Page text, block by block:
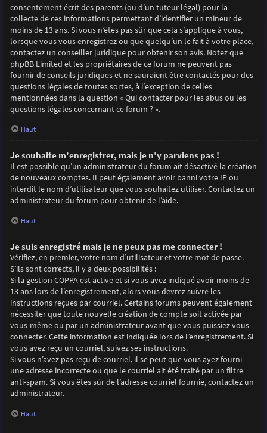
consentement écrit des parents (ou d’un tuteur légal) pour la
collecte de ces informations permettant d’identifier un mineur de
moins de 13 ans. Si vous n’êtes pas sûr que cela s’applique à vous,
lorsque vous vous enregistrez ou que quelqu’un le fait à votre place,
contactez un conseiller juridique pour obtenir son avis. Notez que
phpBB Limited et les propriétaires de ce forum ne peuvent pas
fournir de conseils juridiques et ne sauraient être contactés pour des
questions légales de toutes sortes, à l’exception de celles
mentionnées dans la question « Qui contacter pour les abus ou les
questions légales concernant ce forum ? ».
Haut
Je souhaite m’enregistrer, mais je n’y parviens pas !
Il est possible qu’un administrateur du forum ait désactivé la création
de nouveaux comptes. Il peut également avoir banni votre IP ou
interdit le nom d’utilisateur que vous souhaitez utiliser. Contactez un
administrateur du forum pour obtenir de l’aide.
Haut
Je suis enregistré mais je ne peux pas me connecter !
Vérifiez, en premier, votre nom d’utilisateur et votre mot de passe.
S’ils sont corrects, il y a deux possibilités :
Si la gestion COPPA est active et si vous avez indiqué avoir moins de
13 ans lors de l’enregistrement, alors vous devrez suivre les
instructions reçues par courriel. Certains forums peuvent également
nécessiter que toute nouvelle création de compte soit activée par
vous-même ou par un administrateur avant que vous puissiez vous
connecter. Cette information est indiquée lors de l’enregistrement. Si
vous avez reçu un courriel, suivez ses instructions.
Si vous n’avez pas reçu de courriel, il se peut que vous ayez fourni
une adresse incorrecte ou que le courriel ait été traité par un filtre
anti-spam. Si vous êtes sûr de l’adresse courriel fournie, contactez un
administrateur.
Haut